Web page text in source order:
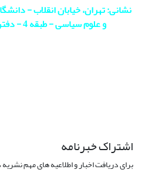
نشانی: تهران، خیابان انقلاب -
و علوم سیاسی - طبقه 4 - دفتر مجله - اتاق 413
اشتراک خبرنامه
برای دریافت اخبار و اطلاعیه های مهم